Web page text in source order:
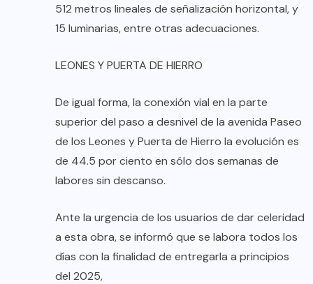
512 metros lineales de señalización horizontal, y
15 luminarias, entre otras adecuaciones.
LEONES Y PUERTA DE HIERRO
De igual forma, la conexión vial en la parte
superior del paso a desnivel de la avenida Paseo
de los Leones y Puerta de Hierro la evolución es
de 44.5 por ciento en sólo dos semanas de
labores sin descanso.
Ante la urgencia de los usuarios de dar celeridad
a esta obra, se informó que se labora todos los
días con la finalidad de entregarla a principios
del 2025,